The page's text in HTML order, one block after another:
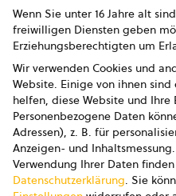
AGB
AGB
Wenn Sie unter 16 Jahre alt
freiwilligen Diensten geben
Erziehungsberechtigten um
Wir verwenden Cookies und
Website. Einige von ihnen
helfen, diese Website und Ihre
Personenbezogene Daten
Adressen), z. B. für
Anzeigen- und Inhaltsmessung.
Verwendung Ihrer Daten
Datenschutzerklärung. Sie